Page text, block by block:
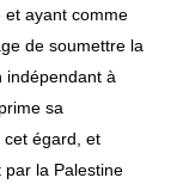
et ayant comme
de soumettre la
indépendant à
sa
cet égard, et
la Palestine